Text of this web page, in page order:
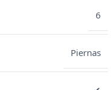
6
Piernas